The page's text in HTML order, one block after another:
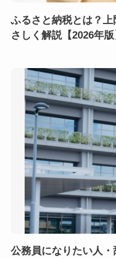
ふるさと納税とは？
さしく解説【2026年版
公務員になりたい人